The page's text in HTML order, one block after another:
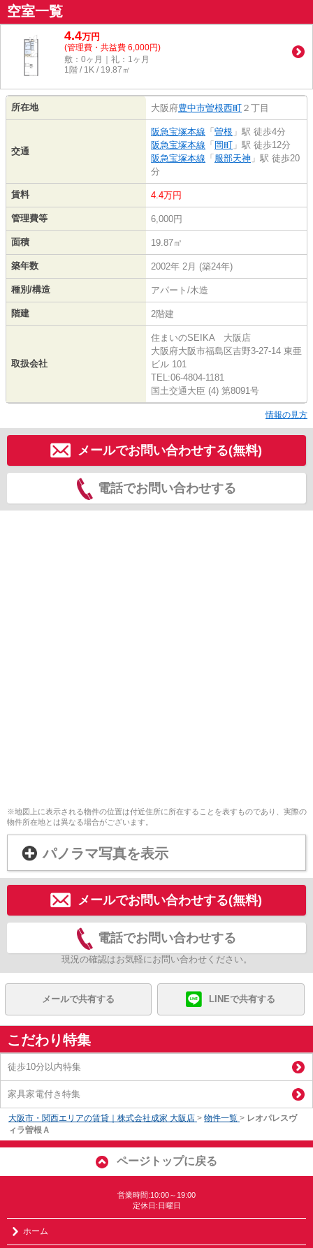
空室一覧
4.4万円
(管理費・共益費 6,000円)
敷：0ヶ月｜礼：1ヶ月
1階 / 1K / 19.87㎡
所在地 大阪府豊中市曽根西町 ２丁目
交通
阪急宝塚本線 「 曽根 」駅 徒歩4分
阪急宝塚本線 「 岡町 」駅 徒歩12分
阪急宝塚本線 「 服部天神 」駅 徒歩20
分
賃料 4.4万円
管理費等 6,000円
面積 19.87㎡
築年数 2002年 2月 (築24年)
種別/構造 アパート/木造
階建 2階建
取扱会社
住まいのSEIKA 大阪店
大阪府大阪市福島区吉野3-27-14 東亜
ビル 101
TEL:06-4804-1181
国土交通大臣 (4) 第8091号
情報の見方
メールでお問い合わせする(無料)
電話でお問い合わせする
※地図上に表示される物件の位置は付近住所に所在することを表すものであり、実際の
物件所在地とは異なる場合がございます。
パノラマ写真を表示
メールでお問い合わせする(無料)
電話でお問い合わせする
現況の確認はお気軽にお問い合わせください。
メールで共有する LINEで共有する
こだわり特集
徒歩10分以内特集
家具家電付き特集
大阪市・関西エリアの賃貸｜株式会社成家 大阪店 > 物件一覧 > レオパレスヴ
ィラ曽根Ａ
ページトップに戻る
営業時間:10:00～19:00
定休日:日曜日
ホーム